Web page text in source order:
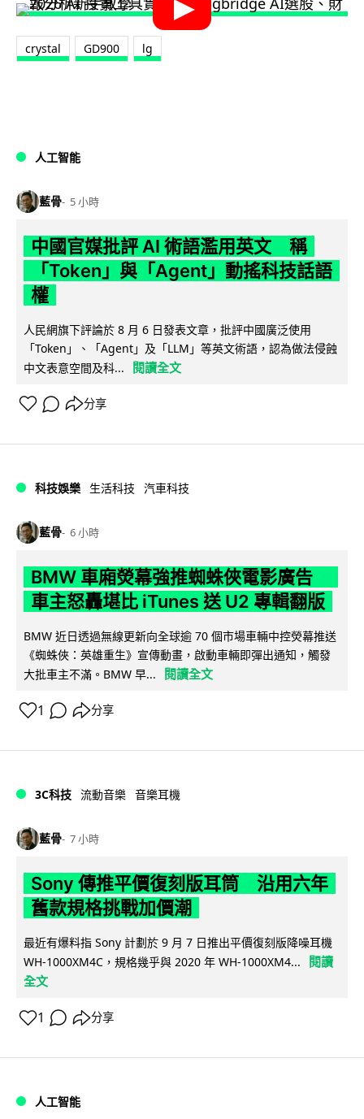
crystal GD900 lg
人工智能
藍骨 5 小時
中國官媒批評 AI 術語濫用英文 稱
「Token」與「Agent」動搖科技話語
權
人民網旗下評論於 8 月 6 日發表文章，批評中國廣泛使用
「Token」、「Agent」及「LLM」等英文術語，認為做法侵蝕
中文表意空間及科...
閱讀全文
分享
科技娛樂 生活科技 汽車科技
藍骨 6 小時
BMW 車廂熒幕強推蜘蛛俠電影廣告
車主怒轟堪比 iTunes 送 U2 專輯翻版
BMW 近日透過無線更新向全球逾 70 個市場車輛中控熒幕推送
《蜘蛛俠：英雄重生》宣傳動畫，啟動車輛即彈出通知，觸發
大批車主不滿。BMW 早...
閱讀全文
1 分享
3C科技 流動音樂 音樂耳機
藍骨 7 小時
Sony 傳推平價復刻版耳筒 沿用六年
舊款規格挑戰加價潮
最近有爆料指 Sony 計劃於 9 月 7 日推出平價復刻版降噪耳機
WH-1000XM4C，規格幾乎與 2020 年 WH-1000XM4...
閱讀
全文
1 分享
人工智能